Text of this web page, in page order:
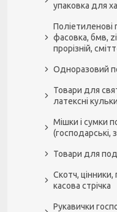
упаковка для
Поліетиленові
фасовка, бмв,
прорізній,
Одноразовий
Товари для
латексні
Мішки і сумки
(господарські,
Товари для
Скотч,
касова стрічка
Рукавички